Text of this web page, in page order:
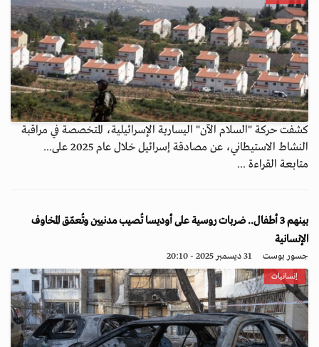
كشفت حركة "السلام الآن" اليسارية الإسرائيلية، المتخصصة في مراقبة
النشاط الاستيطاني، عن مصادقة إسرائيل خلال عام 2025 على...
متابعة القراءة ...
بينهم 3 أطفال.. ضربات روسية على أوديسا تُصيب مدنيين وتُعمّق المخاوف
الإنسانية
جسور بوست 31 ديسمبر 2025 - 20:10
إنسانيات